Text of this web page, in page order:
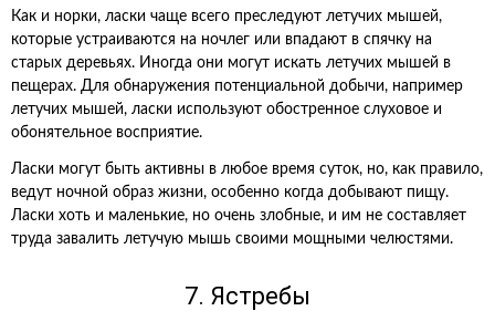
Как и норки, ласки чаще всего преследуют летучих мышей,
которые устраиваются на ночлег или впадают в спячку на
старых деревьях. Иногда они могут искать летучих мышей в
пещерах. Для обнаружения потенциальной добычи, например
летучих мышей, ласки используют обостренное слуховое и
обонятельное восприятие.
Ласки могут быть активны в любое время суток, но, как правило,
ведут ночной образ жизни, особенно когда добывают пищу.
Ласки хоть и маленькие, но очень злобные, и им не составляет
труда завалить летучую мышь своими мощными челюстями.
7. Ястребы